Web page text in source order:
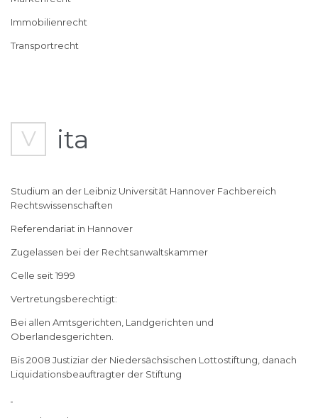
Immobilienrecht
Transportrecht
V ita
Studium an der Leibniz Universität Hannover Fachbereich
Rechtswissenschaften
Referendariat in Hannover
Zugelassen bei der Rechtsanwaltskammer
Celle seit 1999
Vertretungsberechtigt:
Bei allen Amtsgerichten, Landgerichten und
Oberlandesgerichten.
Bis 2008 Justiziar der Niedersächsischen Lottostiftung, danach
Liquidationsbeauftragter der Stiftung